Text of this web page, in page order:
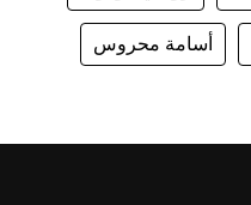
أسامة محروس